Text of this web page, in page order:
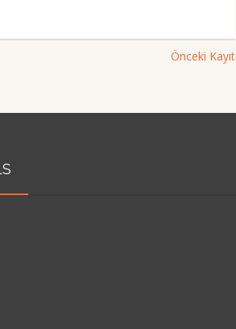
Önceki Kayıt